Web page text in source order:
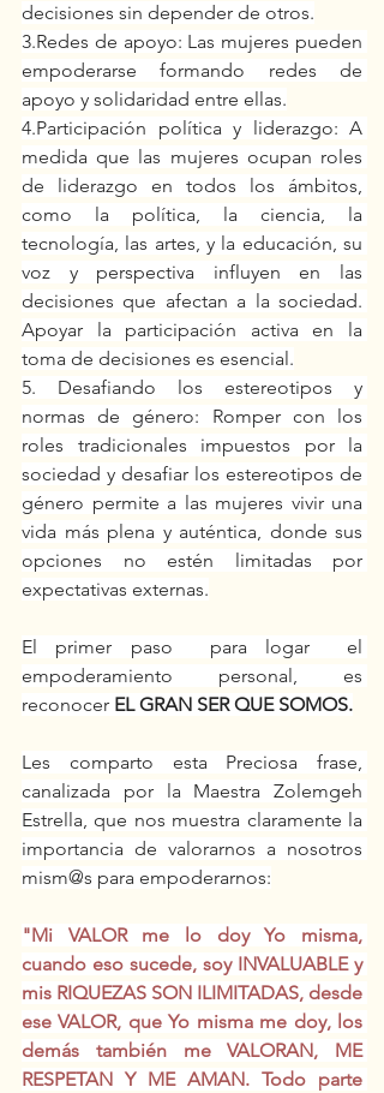
decisiones sin depender de otros.
3.Redes de apoyo: Las mujeres pueden
empoderarse formando redes de
apoyo y solidaridad entre ellas.
4.Participación política y liderazgo: A
medida que las mujeres ocupan roles
de liderazgo en todos los ámbitos,
como la política, la ciencia, la
tecnología, las artes, y la educación, su
voz y perspectiva influyen en las
decisiones que afectan a la sociedad.
Apoyar la participación activa en la
toma de decisiones es esencial.
5. Desafiando los estereotipos y
normas de género: Romper con los
roles tradicionales impuestos por la
sociedad y desafiar los estereotipos de
género permite a las mujeres vivir una
vida más plena y auténtica, donde sus
opciones no estén limitadas por
expectativas externas.
El primer paso  para logar  el
empoderamiento personal, es
reconocer EL GRAN SER QUE SOMOS.
Les comparto esta Preciosa frase,
canalizada por la Maestra Zolemgeh
Estrella, que nos muestra claramente la
importancia de valorarnos a nosotros
mism@s para empoderarnos:
"Mi VALOR me lo doy Yo misma,
cuando eso sucede, soy INVALUABLE y
mis RIQUEZAS SON ILIMITADAS, desde
ese VALOR, que Yo misma me doy, los
demás también me VALORAN, ME
RESPETAN Y ME AMAN. Todo parte